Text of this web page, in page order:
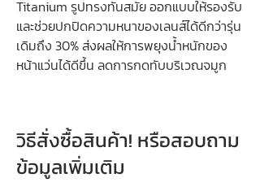
Titanium รูปทรงทันสมัย ออกแบบให้รองรับ
และช่วยปกปิดความหนาของเลนส์ได้ดีกว่ารุ่น
เดิมถึง 30% ส่งผลให้การพยุงน้ำหนักของ
หน้าแว่นได้ดีขึ้น ลดการกดทับบริเวณจมูก
วิธีสั่งซื้อสินค้า! หรือสอบถาม
ข้อมูลเพิ่มเติม